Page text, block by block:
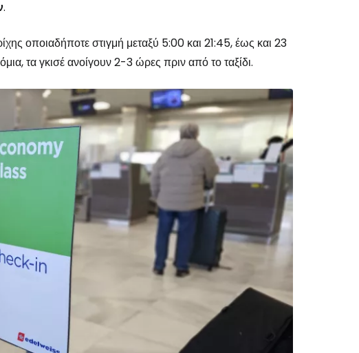
.
οποιαδήποτε στιγμή μεταξύ 5:00 και 21:45, έως και 23
τα γκισέ ανοίγουν 2-3 ώρες πριν από το ταξίδι.